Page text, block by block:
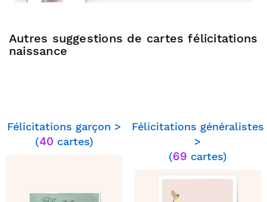
⭐⭐⭐⭐⭐ le 08/12/23 : Prestation
fiable et rapide
Autres suggestions de cartes félicitations
naissance
Félicitations garçon >
(40 cartes)
Félicitations généralistes
>
(69 cartes)